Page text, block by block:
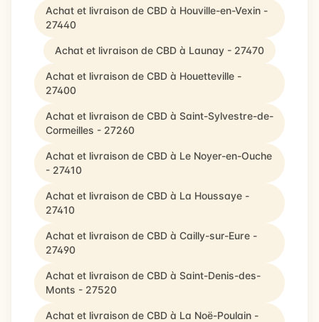
Achat et livraison de CBD à Houville-en-Vexin -
27440
Achat et livraison de CBD à Launay - 27470
Achat et livraison de CBD à Houetteville -
27400
Achat et livraison de CBD à Saint-Sylvestre-de-
Cormeilles - 27260
Achat et livraison de CBD à Le Noyer-en-Ouche
- 27410
Achat et livraison de CBD à La Houssaye -
27410
Achat et livraison de CBD à Cailly-sur-Eure -
27490
Achat et livraison de CBD à Saint-Denis-des-
Monts - 27520
Achat et livraison de CBD à La Noë-Poulain -